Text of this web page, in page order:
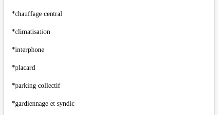
*chauffage central
*climatisation
*interphone
*placard
*parking collectif
*gardiennage et syndic